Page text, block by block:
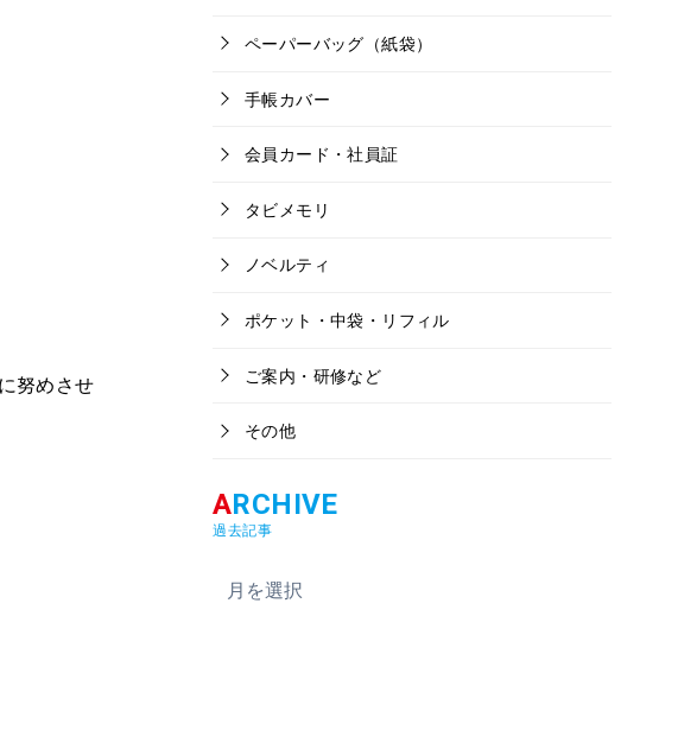
努めさせ
ペーパーバッグ（紙袋）
手帳カバー
会員カード・社員証
タビメモリ
ノベルティ
ポケット・中袋・リフィル
ご案内・研修など
その他
過去記事
ー